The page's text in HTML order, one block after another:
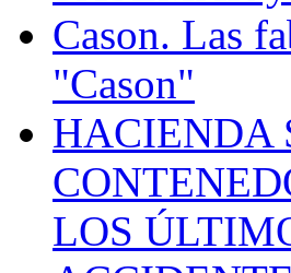
Cason. Las
"Cason"
HACIENDA
LOS